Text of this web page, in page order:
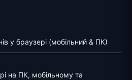
у браузері (мобільний & ПК)
на ПК, мобільному та